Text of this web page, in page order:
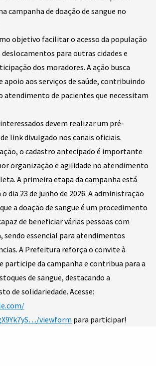
campanha de doação de sangue no
objetivo facilitar o acesso da população
para outras cidades e
dos moradores. A ação busca
apoio aos serviços de saúde, contribuindo
atendimento de pacientes que necessitam
devem realizar um pré-
link divulgado nos canais oficiais.
o cadastro antecipado é importante
organização e agilidade no atendimento
A primeira etapa da campanha está
dia 23 de junho de 2026. A administração
a doação de sangue é um procedimento
de beneficiar várias pessoas com
sendo essencial para atendimentos
A Prefeitura reforça o convite à
participe da campanha e contribua para a
de sangue, destacando a
de solidariedade. Acesse:
viewform para participar!